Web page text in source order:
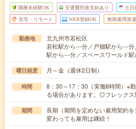
職種未経験OK 交通費別途支給あり 土日
在宅・リモート WEB登録OK 無期雇用派遣
勤務地
北九州市若松区
若松駅から---分／戸畑駅から---
駅から---分／スペースワールド
曜日頻度 月～金（週休2日制）
時間
8：30～17：30（実働8時間）※
る場合があります。◎フレック
期間
長期（期間を定めない雇用契約
変わっても雇用は継続！